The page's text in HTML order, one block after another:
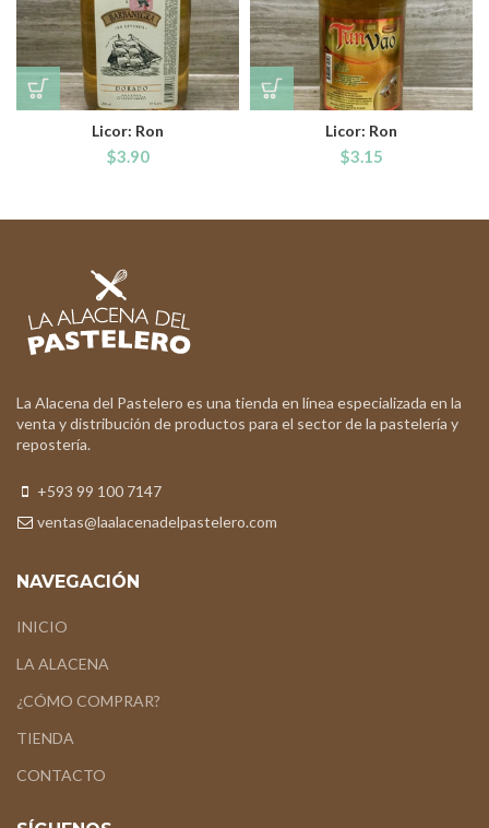
Licor: Ron
$3.90
Licor: Ron
$3.15
La Alacena del Pastelero es una tienda en línea especializada en la
venta y distribución de productos para el sector de la pastelería y
repostería.
+593 99 100 7147
ventas@laalacenadelpastelero.com
NAVEGACIÓN
INICIO
LA ALACENA
¿CÓMO COMPRAR?
TIENDA
CONTACTO